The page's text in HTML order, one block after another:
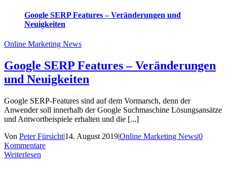
Google SERP Features – Veränderungen und
Neuigkeiten
Online Marketing News
Google SERP Features – Veränderungen
und Neuigkeiten
Google SERP-Features sind auf dem Vormarsch, denn der
Anwender soll innerhalb der Google Suchmaschine Lösungsansätze
und Antwortbeispiele erhalten und die [...]
Von Peter Fürsicht|14. August 2019|Online Marketing News|0
Kommentare
Weiterlesen